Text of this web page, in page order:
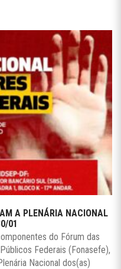
A PLENÁRIA NACIONAL
01
do Fórum das
Federais (Fonasefe),
Nacional dos(as)